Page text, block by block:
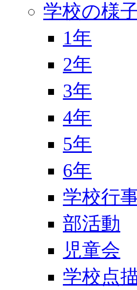
学校の様
1年
2年
3年
4年
5年
6年
学校行
部活動
児童会
学校点